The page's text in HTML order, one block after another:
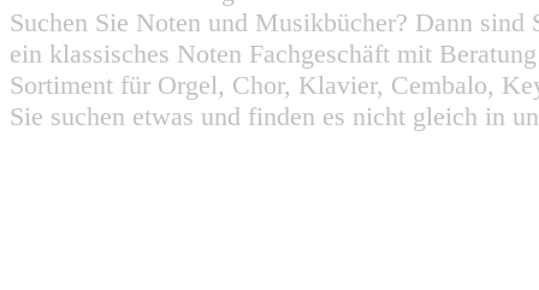
Suchen Sie Noten und Musikbücher? Dann
ein klassisches Noten Fachgeschäft mit
Sortiment für Orgel, Chor, Klavier, Cembalo,
Sie suchen etwas und finden es nicht gleich in